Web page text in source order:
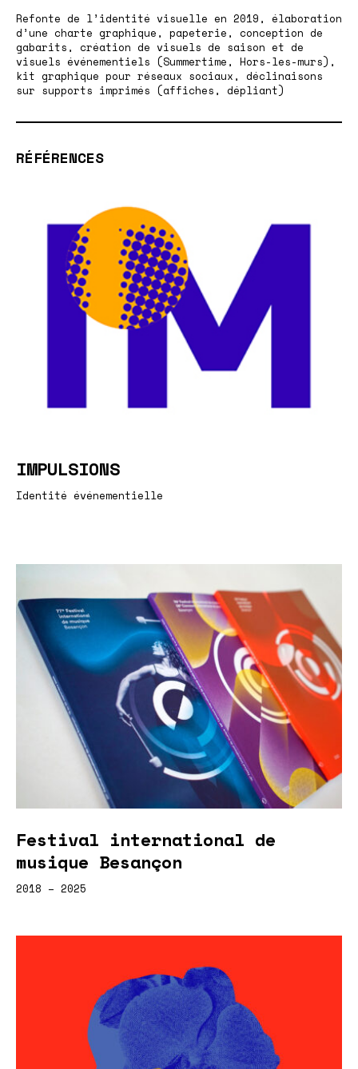
Refonte de l’identité visuelle en 2019, élaboration
d’une charte graphique, papeterie, conception de
gabarits, création de visuels de saison et de
visuels événementiels (Summertime, Hors-les-murs),
kit graphique pour réseaux sociaux, déclinaisons
sur supports imprimés (affiches, dépliant)
RÉFÉRENCES
IMPULSIONS
Identité événementielle
Festival international de
musique Besançon
2018 – 2025